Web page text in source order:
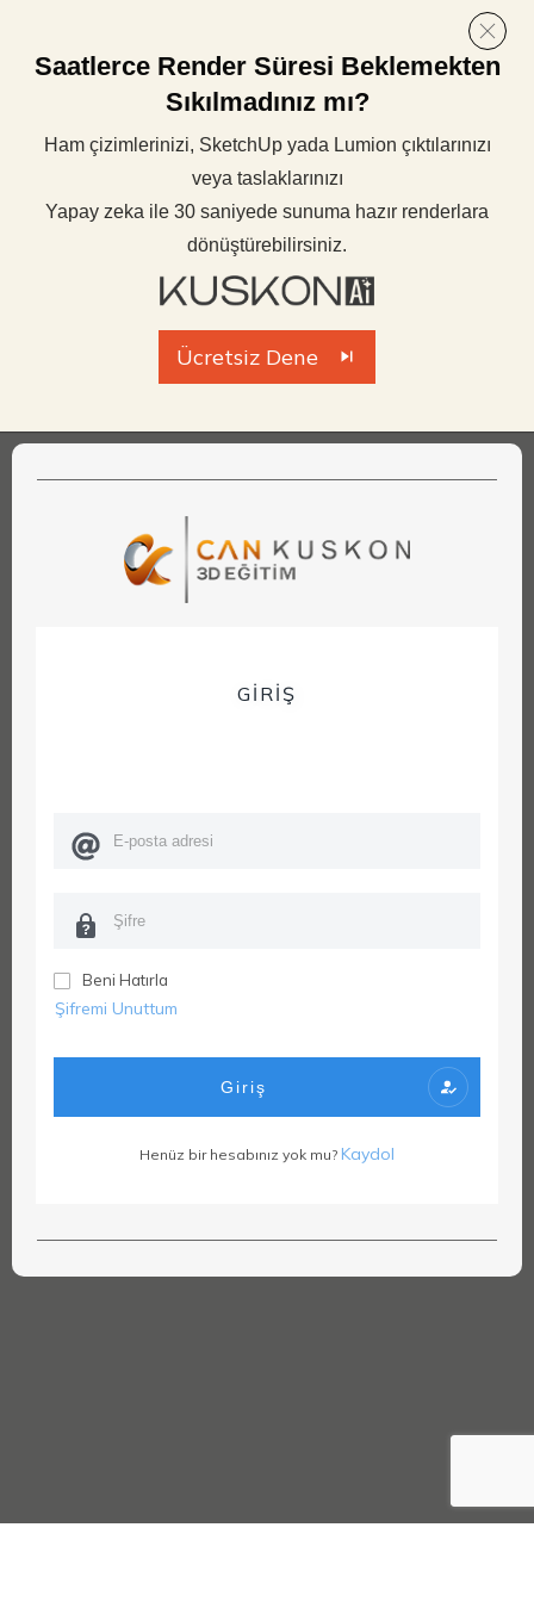
GİRİŞ
Beni Hatırla
Şifremi Unuttum
Giriş
Henüz bir hesabınız yok mu? Kaydol
Saatlerce Render Süresi Beklemekten
Sıkılmadınız mı?
Ham çizimlerinizi, SketchUp yada Lumion çıktılarınızı
veya taslaklarınızı
Yapay zeka ile 30 saniyede sunuma hazır renderlara
dönüştürebilirsiniz.
Ücretsiz Dene